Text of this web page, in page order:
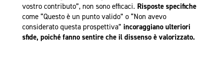
vostro contributo”, non sono efficaci. Risposte specifiche
come “Questo è un punto valido” o “Non avevo
considerato questa prospettiva” incoraggiano ulteriori
sfide, poiché fanno sentire che il dissenso è valorizzato.